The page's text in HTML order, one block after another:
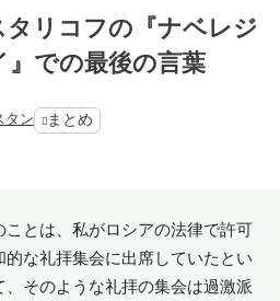
リコフの『ナベレジ
での最後の言葉
タン まとめ
ことは、私がロシアの法律で許可
な礼拝集会に出席していたとい
そのような礼拝の集会は過激派